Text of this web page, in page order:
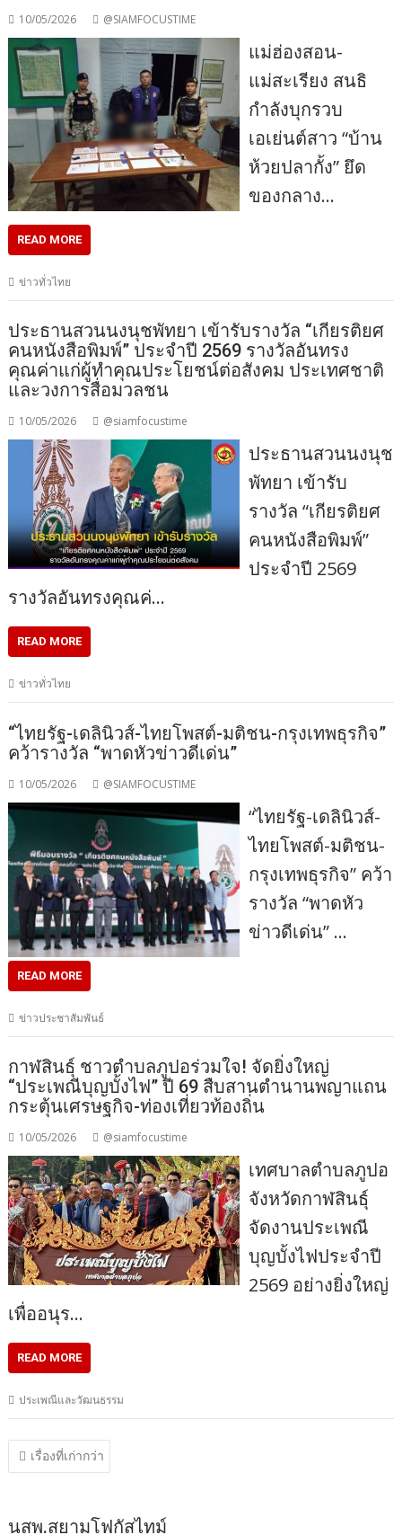
10/05/2026 @SIAMFOCUSTIME
แม่ฮ่องสอน-
แม่สะเรียง สนธิ
กำลังบุกรวบ
เอเย่นต์สาว “บ้าน
ห้วยปลากั้ง” ยึด
ของกลาง…
READ MORE
ข่าวทั่วไทย
ประธานสวนนงนุชพัทยา เข้ารับรางวัล “เกียรติยศ
คนหนังสือพิมพ์” ประจำปี 2569 รางวัลอันทรง
คุณค่าแก่ผู้ทำคุณประโยชน์ต่อสังคม ประเทศชาติ
และวงการสื่อมวลชน
10/05/2026 @siamfocustime
ประธานสวนนงนุช
พัทยา เข้ารับ
รางวัล “เกียรติยศ
คนหนังสือพิมพ์”
ประจำปี 2569
รางวัลอันทรงคุณค่…
READ MORE
ข่าวทั่วไทย
“ไทยรัฐ-เดลินิวส์-ไทยโพสต์-มติชน-กรุงเทพธุรกิจ”
คว้ารางวัล “พาดหัวข่าวดีเด่น”
10/05/2026 @SIAMFOCUSTIME
“ไทยรัฐ-เดลินิวส์-
ไทยโพสต์-มติชน-
กรุงเทพธุรกิจ” คว้า
รางวัล “พาดหัว
ข่าวดีเด่น” …
READ MORE
ข่าวประชาสัมพันธ์
กาฬสินธุ์ ชาวตำบลภูปอร่วมใจ! จัดยิ่งใหญ่
“ประเพณีบุญบั้งไฟ” ปี 69 สืบสานตำนานพญาแถน
กระตุ้นเศรษฐกิจ-ท่องเที่ยวท้องถิ่น
10/05/2026 @siamfocustime
เทศบาลตำบลภูปอ
จังหวัดกาฬสินธุ์
จัดงานประเพณี
บุญบั้งไฟประจำปี
2569 อย่างยิ่งใหญ่
เพื่ออนุร…
READ MORE
ประเพณีและวัฒนธรรม
แนะแนว
เรื่อง
เรื่องที่เก่ากว่า
นสพ.สยามโฟกัสไทม์